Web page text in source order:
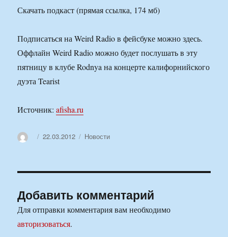
Скачать подкаст (прямая ссылка, 174 мб)
Подписаться на Weird Radio в фейсбуке можно здесь.
Оффлайн Weird Radio можно будет послушать в эту
пятницу в клубе Rodnya на концерте калифорнийского
дуэта Tearist
Источник:afisha.ru
АвторОпубликовано
22.03.2012 Рубрики
Новости
Добавить комментарий
Для отправки комментария вам необходимо
авторизоваться.